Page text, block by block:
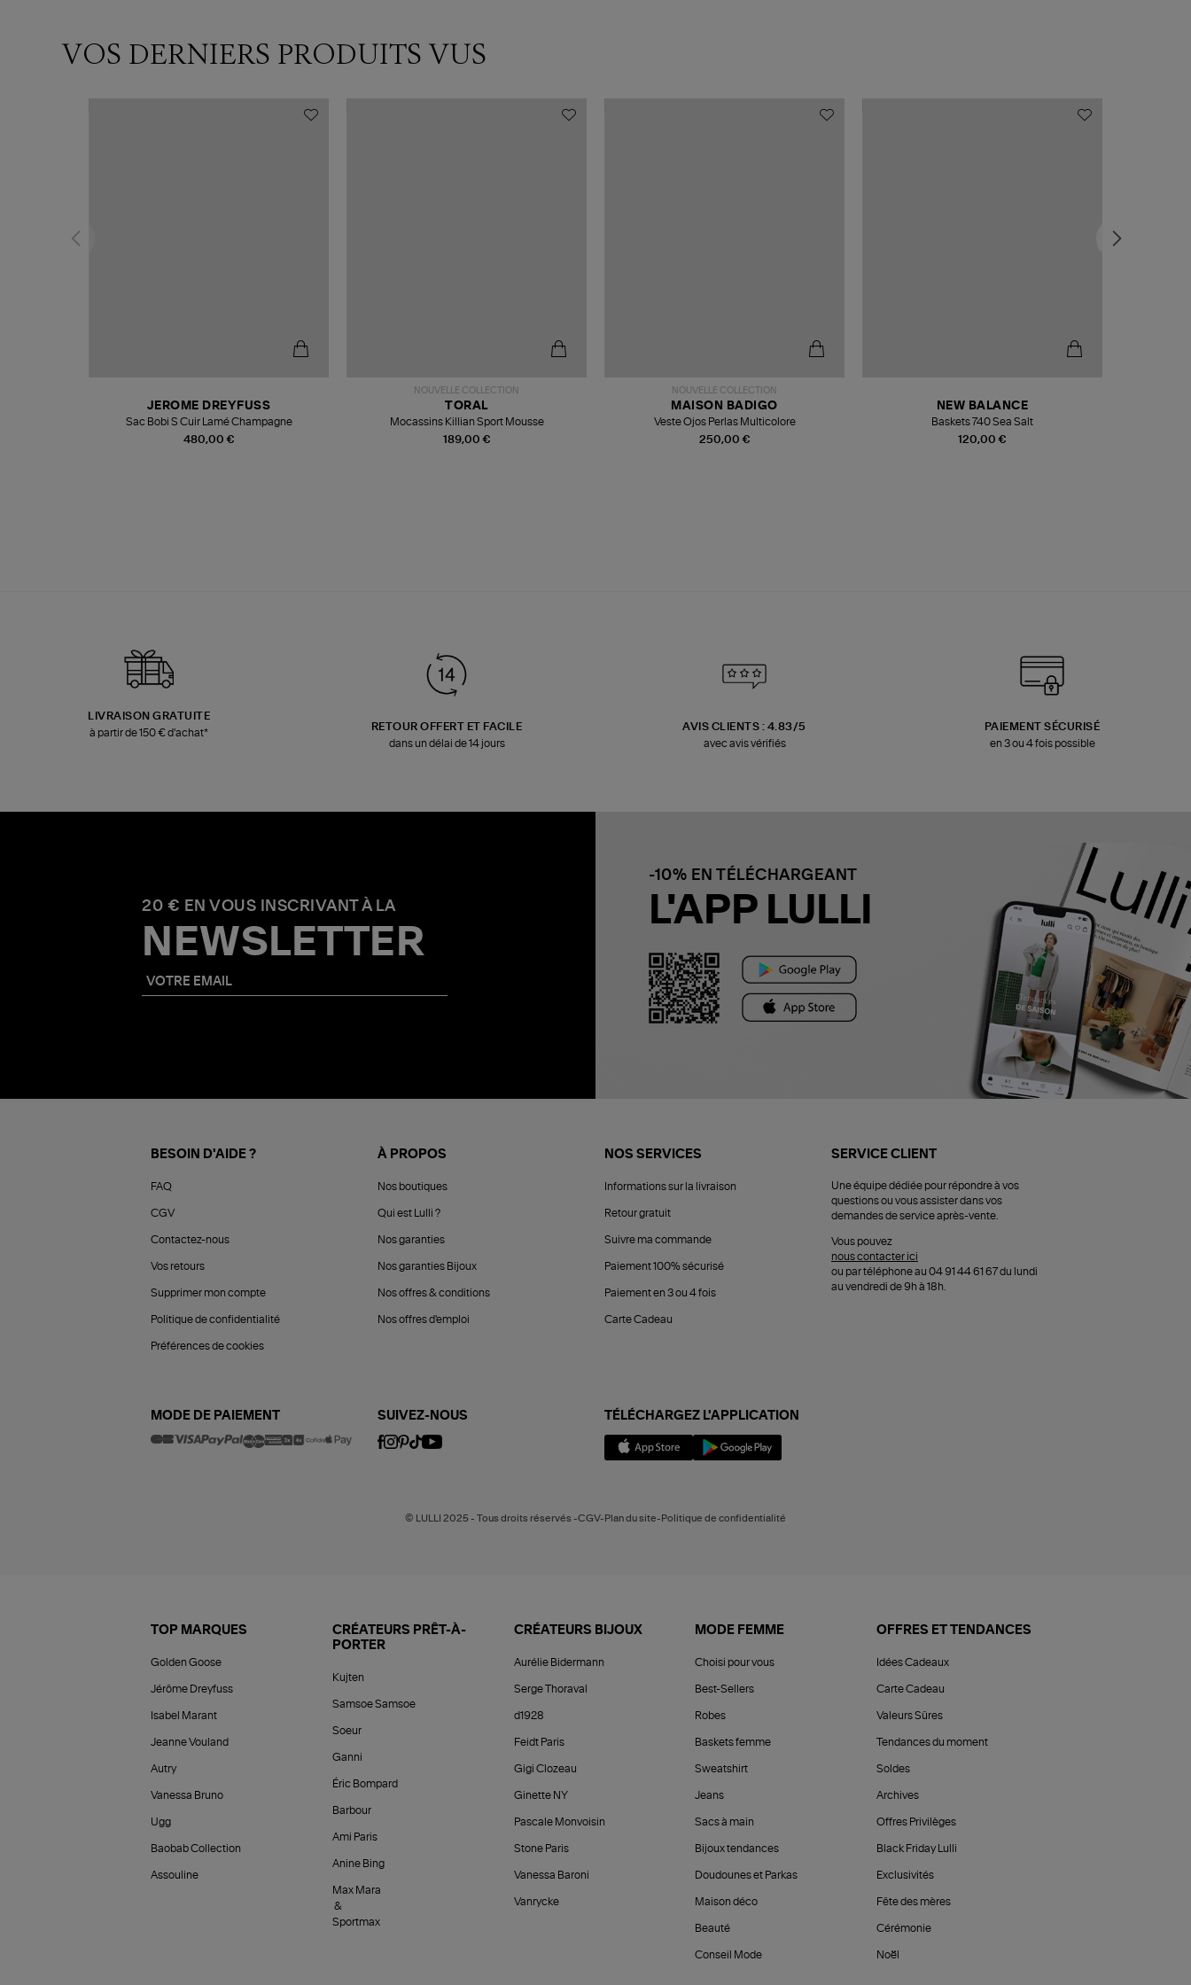
VOS DERNIERS PRODUITS VUS
480,00 €
JEROME DREYFUSS
Sac Bobi S Cuir Lamé Champagne
NOUVELLE COLLECTION
189,00 €
TORAL
Mocassins Killian Sport Mousse
NOUVELLE COLLECTION
250,00 €
MAISON BADIGO
Veste Ojos Perlas Multicolore
120,00 €
NEW BALANCE
Baskets 740 Sea Salt
LIVRAISON GRATUITE
à partir de 150 € d'achat*
RETOUR OFFERT ET FACILE
dans un délai de 14 jours
AVIS CLIENTS : 4.83/5
avec avis vérifiés
PAIEMENT SÉCURISÉ
en 3 ou 4 fois possible
20 € EN VOUS INSCRIVANT À LA
NEWSLETTER
-10% EN TÉLÉCHARGEANT
L'APP LULLI
BESOIN D'AIDE ?
FAQ
CGV
Contactez-nous
Vos retours
Supprimer mon compte
Politique de confidentialité
Préférences de cookies
À PROPOS
Nos boutiques
Qui est Lulli ?
Nos garanties
Nos garanties Bijoux
Nos offres & conditions
Nos offres d'emploi
NOS SERVICES
Informations sur la livraison
Retour gratuit
Suivre ma commande
Paiement 100% sécurisé
Paiement en 3 ou 4 fois
Carte Cadeau
SERVICE CLIENT
Une équipe dédiée pour répondre à vos
questions ou vous assister dans vos
demandes de service après-vente.
Vous pouvez
nous contacter ici
ou par téléphone au 04 91 44 61 67 du lundi
au vendredi de 9h à 18h.
MODE DE PAIEMENT SUIVEZ-NOUS TÉLÉCHARGEZ L'APPLICATION
© LULLI 2025 - Tous droits réservés -CGV-Plan du site-Politique de confidentialité
TOP MARQUES
Golden Goose
Jérôme Dreyfuss
Isabel Marant
Jeanne Vouland
Autry
Vanessa Bruno
Ugg
Baobab Collection
Assouline
CRÉATEURS PRÊT-À-
PORTER
Kujten
Samsoe Samsoe
Soeur
Ganni
Éric Bompard
Barbour
Ami Paris
Anine Bing
Max Mara
&
Sportmax
CRÉATEURS BIJOUX
Aurélie Bidermann
Serge Thoraval
d1928
Feidt Paris
Gigi Clozeau
Ginette NY
Pascale Monvoisin
Stone Paris
Vanessa Baroni
Vanrycke
MODE FEMME
Choisi pour vous
Best-Sellers
Robes
Baskets femme
Sweatshirt
Jeans
Sacs à main
Bijoux tendances
Doudounes et Parkas
Maison déco
Beauté
Conseil Mode
OFFRES ET TENDANCES
Idées Cadeaux
Carte Cadeau
Valeurs Sûres
Tendances du moment
Soldes
Archives
Offres Privilèges
Black Friday Lulli
Exclusivités
Fête des mères
Cérémonie
Noël